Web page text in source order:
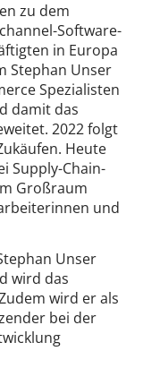
zu dem
Software-
in Europa
Stephan Unser
Spezialisten
damit das
2022 folgt
Heute
Supply-Chain-
Großraum
und
Unser
wird das
wird er als
bei der